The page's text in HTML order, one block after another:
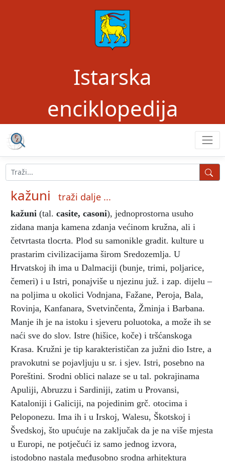
Istarska
enciklopedija
kažuni traži dalje ...
kažuni (tal. casite, casoni), jednoprostorna usuho
zidana manja kamena zdanja većinom kružna, ali i
četvrtasta tlocrta. Plod su samonikle gradit. kulture u
prastarim civilizacijama širom Sredozemlja. U
Hrvatskoj ih ima u Dalmaciji (bunje, trimi, poljarice,
čemeri) i u Istri, ponajviše u njezinu juž. i zap. dijelu –
na poljima u okolici Vodnjana, Fažane, Peroja, Bala,
Rovinja, Kanfanara, Svetvinčenta, Žminja i Barbana.
Manje ih je na istoku i sjeveru poluotoka, a može ih se
naći sve do slov. Istre (hišice, koče) i tršćanskoga
Krasa. Kružni je tip karakterističan za južni dio Istre, a
pravokutni se pojavljuju u sr. i sjev. Istri, posebno na
Poreštini. Srodni oblici nalaze se u tal. pokrajinama
Apuliji, Abruzzu i Sardiniji, zatim u Provansi,
Kataloniji i Galiciji, na pojedinim grč. otocima i
Peloponezu. Ima ih i u Irskoj, Walesu, Škotskoj i
Švedskoj, što upućuje na zaključak da je na više mjesta
u Europi, ne potječući iz samo jednog izvora,
istodobno nastala međusobno srodna arhitektura